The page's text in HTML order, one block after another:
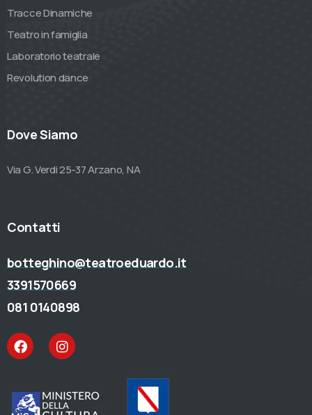
Tracce Dinamiche
Teatro in famiglia
Laboratorio teatrale
Revolution dance
Dove Siamo
Via G. Verdi 25-37 Arzano, NA
Contatti
botteghino@teatroeduardo.it
3391570669
081 0140898